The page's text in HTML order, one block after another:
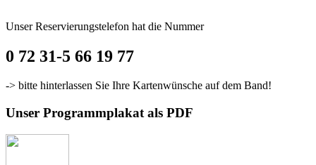
Unser Reservierungstelefon hat die Nummer
0 72 31-5 66 19 77
-> bitte hinterlassen Sie Ihre Kartenwünsche auf dem Band!
Unser Programmplakat als PDF